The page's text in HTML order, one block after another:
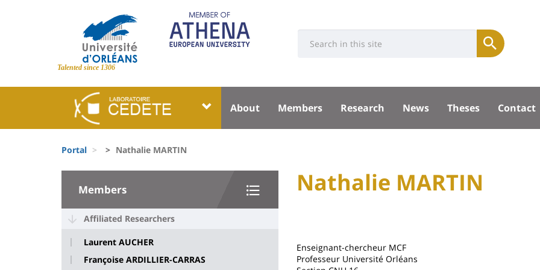
Site
Talented since 1306
Université
Submit
Université
Block
liste
des
composantes
Menu
About Members Research News Theses Contact
d'Ariane
Portal Nathalie MARTIN
University
Sidebar
Members
Affiliated Researchers
Laurent AUCHER
Françoise ARDILLIER-CARRAS
University
content
Titre
Nathalie MARTIN
Contenu
de
Enseignant-chercheur MCF
Professeur Université Orléans